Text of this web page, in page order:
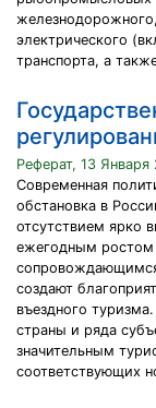
электрического
транспорта, а
Реферат, 13 Января
Современная
обстановка в
отсутствием ярко
ежегодным ростом
создают
въездного
страны и ряда
значительным
соответствующих